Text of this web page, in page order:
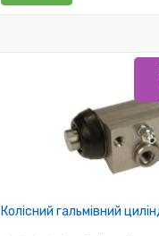
Колісний гальмівний